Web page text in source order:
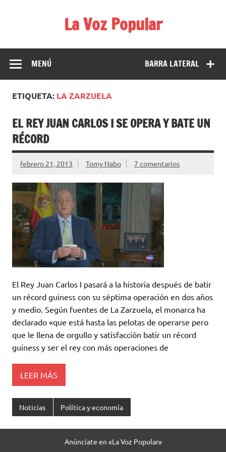
La Voz Popular
para reírse de las verdaderas.
BARRA LATERAL
MENÚ
ETIQUETA: LA ZARZUELA
EL REY JUAN CARLOS I SE OPERA Y BATE UN
RÉCORD
febrero 21, 2013 Tomy Nabo 7 comentarios
El Rey Juan Carlos I pasará a la historia después de batir
un récord guiness con su séptima operación en dos años
y medio. Según fuentes de La Zarzuela, el monarca ha
declarado «que está hasta las pelotas de operarse pero
que le llena de orgullo y satisfacción batir un récord
guiness y ser el rey con más operaciones de
LEER MÁS
Noticias Política y economía
Anúnciate en «La Voz Popular»